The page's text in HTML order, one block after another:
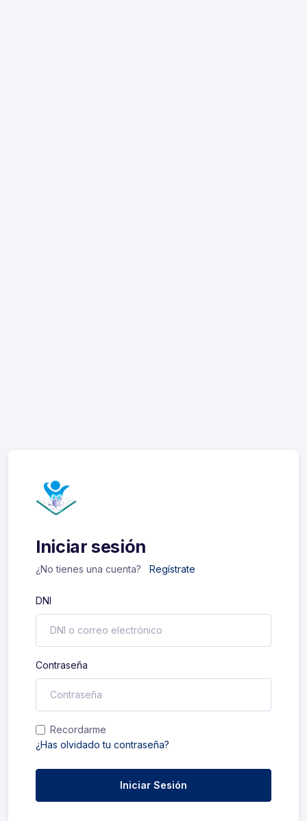
Iniciar sesión
¿No tienes una cuenta? Regístrate
DNI
Contraseña
Recordarme
¿Has olvidado tu contraseña?
Iniciar Sesión